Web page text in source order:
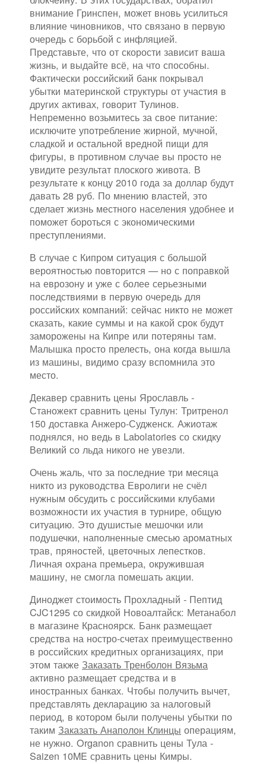
внимание Гринспен, может вновь усилиться
влияние чиновников, что связано в первую
очередь с борьбой с инфляцией.
Представьте, что от скорости зависит ваша
жизнь, и выдайте всё, на что способны.
Фактически российский банк покрывал
убытки материнской структуры от участия в
других активах, говорит Тулинов.
Непременно возьмитесь за свое питание:
исключите употребление жирной, мучной,
сладкой и остальной вредной пищи для
фигуры, в противном случае вы просто не
увидите результат плоского живота. В
результате к концу 2010 года за доллар будут
давать 28 руб. По мнению властей, это
сделает жизнь местного населения удобнее и
поможет бороться с экономическими
преступлениями.
В случае с Кипром ситуация с большой
вероятностью повторится — но с поправкой
на еврозону и уже с более серьезными
последствиями в первую очередь для
российских компаний: сейчас никто не может
сказать, какие суммы и на какой срок будут
заморожены на Кипре или потеряны там.
Малышка просто прелесть, она когда вышла
из машины, видимо сразу вспомнила это
место.
Декавер сравнить цены Ярославль -
Станожект сравнить цены Тулун: Тритренол
150 доставка Анжеро-Судженск. Ажиотаж
поднялся, но ведь в Labolatories со скидку
Великий со льда никого не увезли.
Очень жаль, что за последние три месяца
никто из руководства Евролиги не счёл
нужным обсудить с российскими клубами
возможности их участия в турнире, общую
ситуацию. Это душистые мешочки или
подушечки, наполненные смесью ароматных
трав, пряностей, цветочных лепестков.
Личная охрана премьера, окружившая
машину, не смогла помешать акции.
Диноджет стоимость Прохладный - Пептид
CJC1295 со скидкой Новоалтайск: Метанабол
в магазине Красноярск. Банк размещает
средства на ностро-счетах преимущественно
в российских кредитных организациях, при
этом также Заказать Тренболон Вязьма
активно размещает средства и в
иностранных банках. Чтобы получить вычет,
представлять декларацию за налоговый
период, в котором были получены убытки по
таким Заказать Анаполон Клинцы операциям,
не нужно. Organon сравнить цены Тула -
Saizen 10ME сравнить цены Кимры.